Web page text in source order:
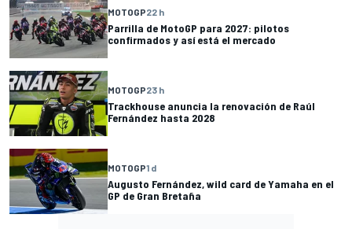
MOTOGP22 h
Parrilla de MotoGP para 2027: pilotos
confirmados y así está el mercado
MOTOGP23 h
Trackhouse anuncia la renovación de Raúl
Fernández hasta 2028
MOTOGP1 d
Augusto Fernández, wild card de Yamaha en el
GP de Gran Bretaña